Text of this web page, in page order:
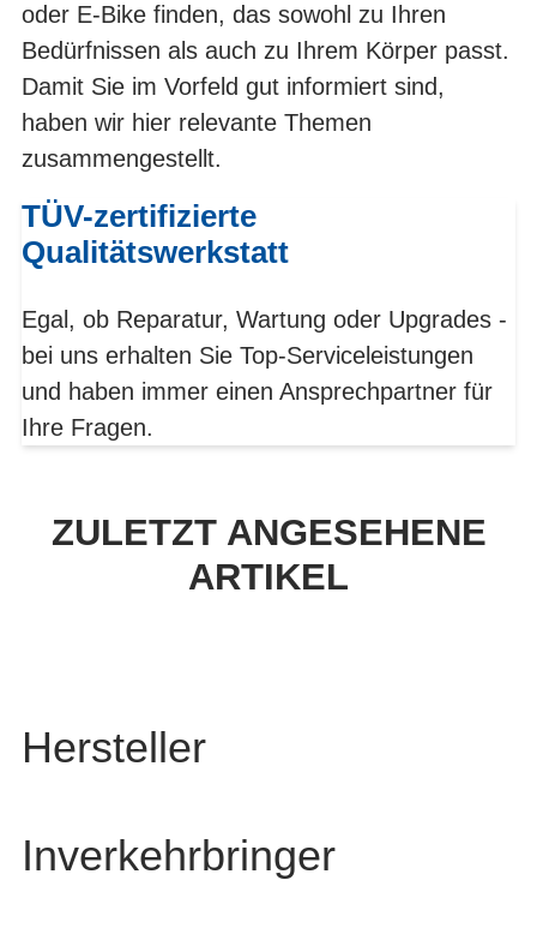
oder E-Bike finden, das sowohl zu Ihren
Bedürfnissen als auch zu Ihrem Körper passt.
Damit Sie im Vorfeld gut informiert sind,
haben wir hier relevante Themen
zusammengestellt.
TÜV-zertifizierte
Qualitätswerkstatt
Egal, ob Reparatur, Wartung oder Upgrades -
bei uns erhalten Sie Top-Serviceleistungen
und haben immer einen Ansprechpartner für
Ihre Fragen.
ZULETZT ANGESEHENE
ARTIKEL
Hersteller
Inverkehrbringer